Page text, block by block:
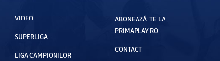
VIDEO
SUPERLIGA
LIGA CAMPIONILOR
ABONEAZĂ-TE LA
PRIMAPLAY.RO
CONTACT